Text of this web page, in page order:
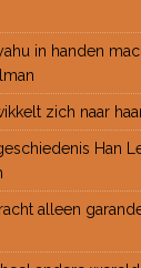
in handen
zich naar
Han
alleen